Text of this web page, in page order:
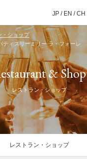
JP / EN /CH
・ショップ
ティスリーミリー ラ・フォーレ
& Shop
レストラン・ショップ
レストラン・ショップ